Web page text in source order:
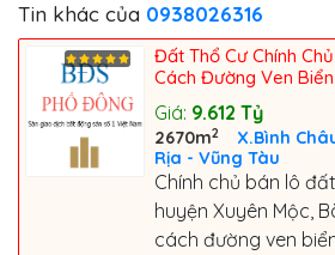
Tin khác của 0938026316
Đất Thổ Cư Chính
Cách Đường Ven
Giá: 9.612 Tỷ
2670m2 X.Bình
Rịa - Vũng Tàu
Chính chủ bán lô
huyện Xuyên Mộc,
cách đường ven